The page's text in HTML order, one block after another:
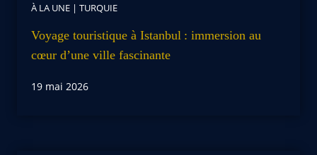
À LA UNE | TURQUIE
Voyage touristique à Istanbul : immersion au
cœur d’une ville fascinante
19 mai 2026